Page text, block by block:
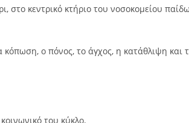
κεντρικό κτήριο του νοσοκομείου
ο πόνος, το άγχος, η κατάθλιψη και
του κύκλο.